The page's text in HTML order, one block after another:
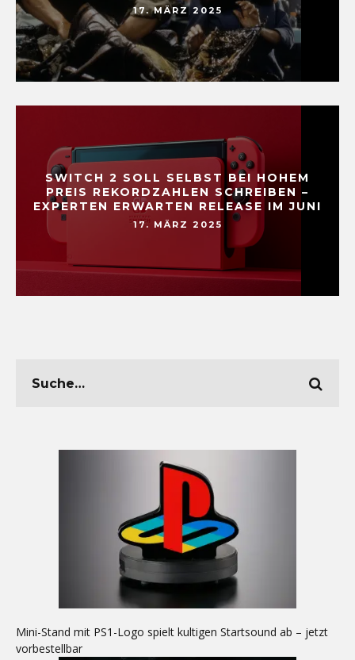
17. MÄRZ 2025
SWITCH 2 SOLL SELBST BEI HOHEM
PREIS REKORDZAHLEN SCHREIBEN –
EXPERTEN ERWARTEN RELEASE IM JUNI
17. MÄRZ 2025
Mini-Stand mit PS1-Logo spielt kultigen Startsound ab – jetzt
vorbestellbar